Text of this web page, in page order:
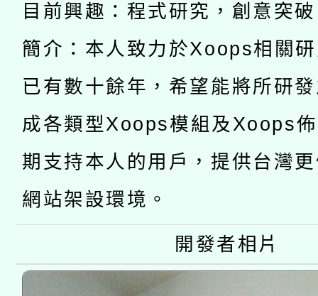
pilot」
轉知經濟部水利署委託
動」
115年8月22日(星期六
桃園市孔廟祈福系列
2026年桃園地景藝術
目前興趣：程式研究，創意突
簡介：本人致力於Xoops相關
已有數十餘年，希望能將所研
成各類型Xoops模組及Xoops
期支持本人的用戶，提供台灣
網站架設環境。
開發者相片